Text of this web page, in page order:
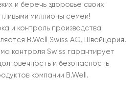
и беречь здоровье своих
миллионы семей!
и контроль производства
B.Well Swiss AG, Швейцария.
контроля Swiss гарантирует
и безопасность
компании B.Well.